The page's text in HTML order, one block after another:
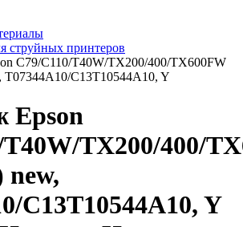
струйных принтеров
C79/C110/T40W/TX200/400/TX600FW
T07344A10/C13T10544A10, Y
Epson
T40W/TX200/400/
C13T10544A10, Y